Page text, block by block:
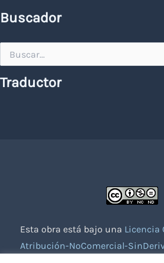
Buscador
por:
Traductor
Esta obra está bajo una Licencia
Atribución-NoComercial-